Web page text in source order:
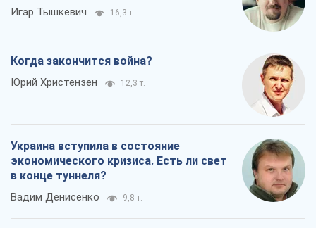
Игар Тышкевич 16,3 т.
Когда закончится война?
Юрий Христензен 12,3 т.
Украина вступила в состояние
экономического кризиса. Есть ли свет
в конце туннеля?
Вадим Денисенко 9,8 т.